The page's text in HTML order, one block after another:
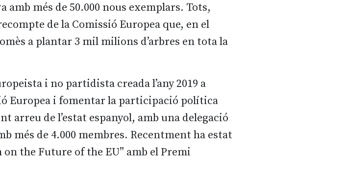
més de 50.000 nous exemplars. Tots,
de la Comissió Europea que, en el
a plantar 3 mil milions d’arbres en tota la
i no partidista creada l’any 2019 a
Europea i fomentar la participació política
de l’estat espanyol, amb una delegació
més de 4.000 membres. Recentment ha estat
the Future of the EU” amb el Premi